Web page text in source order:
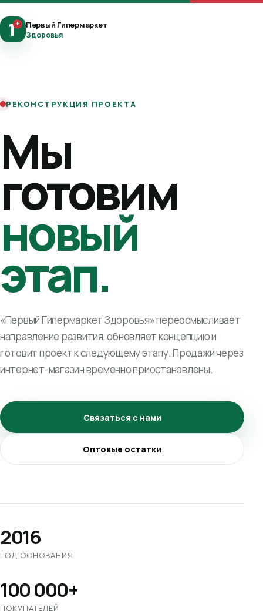
1+ Первый Гипермаркет
Здоровья
РЕКОНСТРУКЦИЯ ПРОЕКТА
Мы
готовим
новый
этап.
«Первый Гипермаркет Здоровья» переосмысливает
направление развития, обновляет концепцию и
готовит проект к следующему этапу. Продажи через
интернет-магазин временно приостановлены.
Связаться с нами
Оптовые остатки
2016
ГОД ОСНОВАНИЯ
100 000+
ПОКУПАТЕЛЕЙ